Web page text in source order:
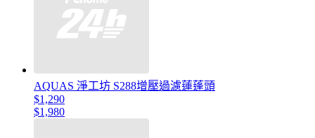
AQUAS 淨工坊 S288增壓過濾蓮蓬頭
$1,290
$1,980